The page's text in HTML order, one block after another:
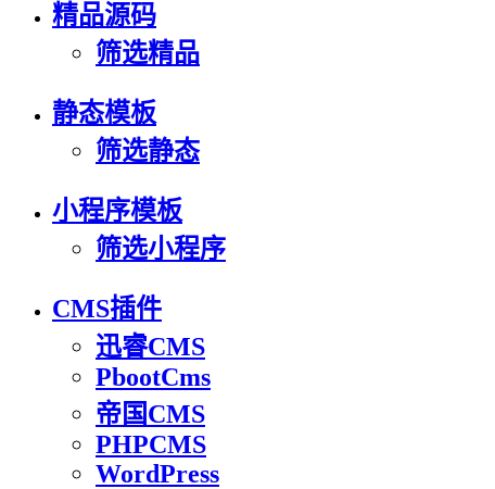
精品源码
筛选精品
静态模板
筛选静态
小程序模板
筛选小程序
CMS插件
迅睿CMS
PbootCms
帝国CMS
PHPCMS
WordPress